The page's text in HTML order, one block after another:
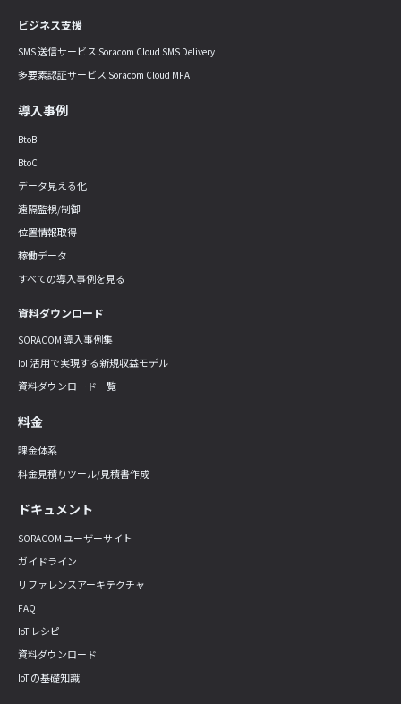
ビジネス支援
SMS 送信サービス Soracom Cloud SMS Delivery
多要素認証サービス Soracom Cloud MFA
導入事例
BtoB
BtoC
データ見える化
遠隔監視/制御
位置情報取得
稼働データ
すべての導入事例を見る
資料ダウンロード
SORACOM 導入事例集
IoT 活用で実現する新規収益モデル
資料ダウンロード一覧
料金
課金体系
料金見積りツール/見積書作成
ドキュメント
SORACOM ユーザーサイト
ガイドライン
リファレンスアーキテクチャ
FAQ
IoT レシピ
資料ダウンロード
IoT の基礎知識